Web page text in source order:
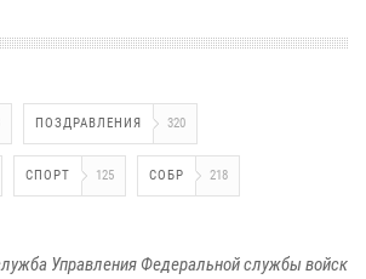
ПОЗДРАВЛЕНИЯ 320
СПОРТ 125 СОБР 218
Управления Федеральной службы войск